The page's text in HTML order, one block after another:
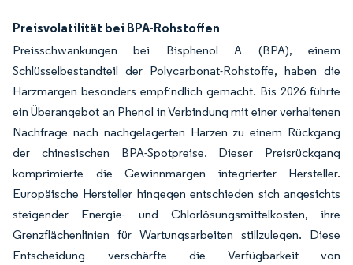
Preisvolatilität bei BPA-Rohstoffen
Preisschwankungen bei Bisphenol A (BPA), einem
Schlüsselbestandteil der Polycarbonat-Rohstoffe, haben die
Harzmargen besonders empfindlich gemacht. Bis 2026 führte
ein Überangebot an Phenol in Verbindung mit einer verhaltenen
Nachfrage nach nachgelagerten Harzen zu einem Rückgang
der chinesischen BPA-Spotpreise. Dieser Preisrückgang
komprimierte die Gewinnmargen integrierter Hersteller.
Europäische Hersteller hingegen entschieden sich angesichts
steigender Energie- und Chlorlösungsmittelkosten, ihre
Grenzflächenlinien für Wartungsarbeiten stillzulegen. Diese
Entscheidung verschärfte die Verfügbarkeit von